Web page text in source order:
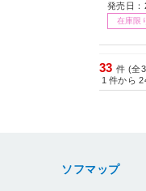
発売日
在庫限
33 件 (全
1 件から
ソフマップ